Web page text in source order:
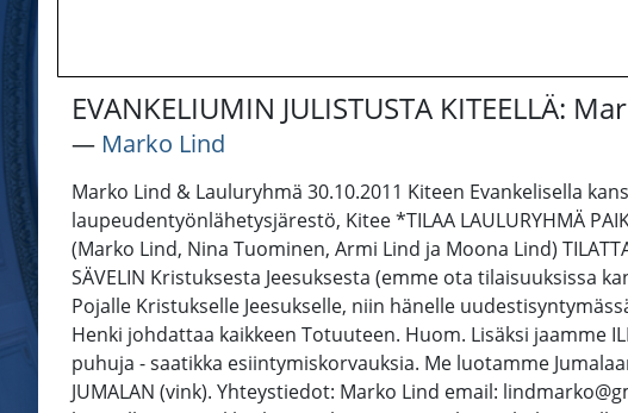
EVANKELIUMIN JULISTUSTA KITEELLÄ:
― Marko Lind
Marko Lind & Lauluryhmä 30.10.2011 Kiteen Evankelisella
laupeudentyönlähetysjärestö, Kitee *TILAA LAULURYHMÄ
(Marko Lind, Nina Tuominen, Armi Lind ja Moona Lind)
SÄVELIN Kristuksesta Jeesuksesta (emme ota tilaisuuksissa
Pojalle Kristukselle Jeesukselle, niin hänelle
Henki johdattaa kaikkeen Totuuteen. Huom. Lisäksi jaamme
puhuja - saatikka esiintymiskorvauksia. Me luotamme
JUMALAN (vink). Yhteystiedot: Marko Lind email: